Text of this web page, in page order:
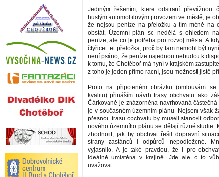
Jediným řešením, které odstraní převážnou
hustým automobilovým provozem ve městě, je
že nejsou peníze na přeložku a tím méně na
obstát. Územní plán se nedělá s ohledem
peníze, ale co je potřeba pro rozvoj města. A
čtyřicet let přeložka, proč by tam nemohl být
není psáno, že peníze najednou nebudou k
k tomu, že Chotěboř má nyní v krajském
z toho je jeden přímo radní, jsou možnosti jistě
Proto na připojeném obrázku (omlouvám
kvalitu) přináším návrh trasy obchvatu jako
Čárkovaně je znázorněna navrhovaná
je v současném územním plánu. Nejsem však
přesnou trasu obchvatu by museli stanovit
nového územního plánu se dělají různé studie.
zhodnotit, jak by obchvat řešil dopravní
strany zastánců i odpůrců nepodložené.
vyjasnilo. A je také pravdou, že i pro
ideálně umístěna v krajině. Jde ale o to
uvažovat.